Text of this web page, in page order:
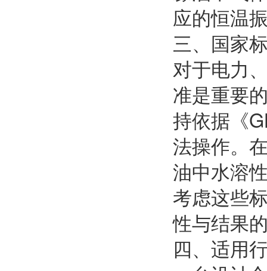
应的恒温
三、国家
对于电力
准是重要
持依据《
法操作。
油中水溶
考虑这些
性与结果
四、适用